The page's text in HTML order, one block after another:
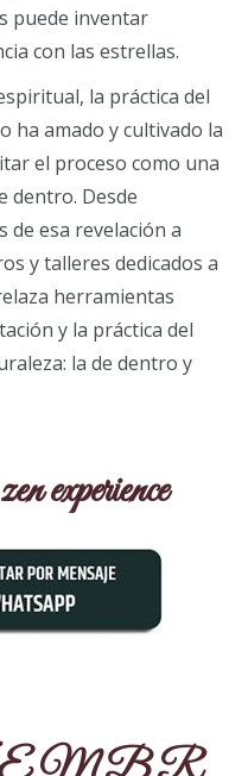
puede inventar
con las estrellas.
la práctica del
ha amado y cultivado la
el proceso como una
dentro. Desde
esa revelación a
y talleres dedicados a
herramientas
y la práctica del
la de dentro y
experience